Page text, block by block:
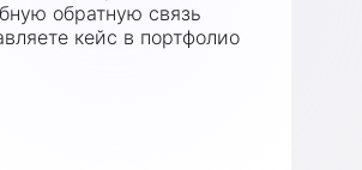
обратную связь
кейс в портфолио